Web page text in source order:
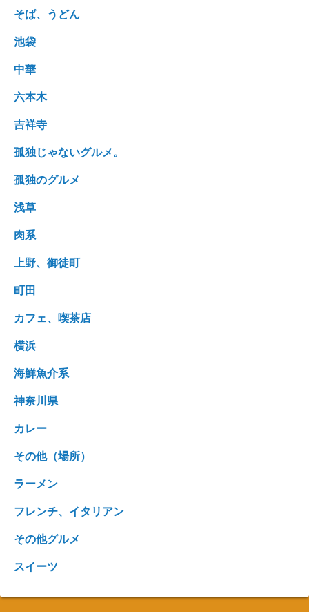
そば、うどん
池袋
中華
六本木
吉祥寺
孤独じゃないグルメ。
孤独のグルメ
浅草
肉系
上野、御徒町
町田
カフェ、喫茶店
横浜
海鮮魚介系
神奈川県
カレー
その他（場所）
ラーメン
フレンチ、イタリアン
その他グルメ
スイーツ